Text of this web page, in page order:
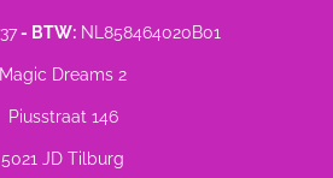
- BTW: NL858464020B01
Magic Dreams 2
Piusstraat 146
5021 JD Tilburg